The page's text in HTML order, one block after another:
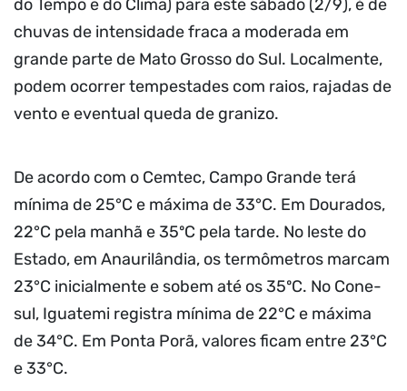
do Tempo e do Clima) para este sábado (2/9), é de
chuvas de intensidade fraca a moderada em
grande parte de Mato Grosso do Sul. Localmente,
podem ocorrer tempestades com raios, rajadas de
vento e eventual queda de granizo.
De acordo com o Cemtec, Campo Grande terá
mínima de 25°C e máxima de 33°C. Em Dourados,
22°C pela manhã e 35ºC pela tarde. No leste do
Estado, em Anaurilândia, os termômetros marcam
23°C inicialmente e sobem até os 35ºC. No Cone-
sul, Iguatemi registra mínima de 22°C e máxima
de 34°C. Em Ponta Porã, valores ficam entre 23°C
e 33°C.